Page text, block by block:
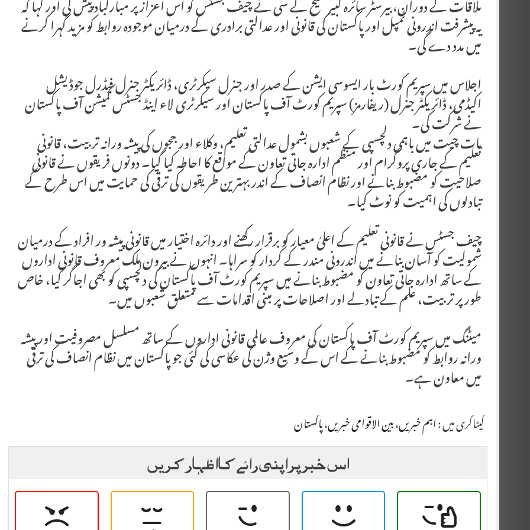
ملاقات کے دوران، بیرسٹر سائرہ کبیر شیخ کے سی نے چیف جسٹس کو اس اعزاز پر مبارکباد پیش کی اور کہا کہ
یہ پیشرفت اندرونی ٹمپل اور پاکستان کی قانونی اور عدالتی برادری کے درمیان موجودہ روابط کو مزید گہرا کرنے
میں مدد دے گی۔
اجلاس میں سپریم کورٹ بار ایسوسی ایشن کے صدر اور جنرل سیکرٹری، ڈائریکٹر جنرل فیڈرل جوڈیشل
اکیڈمی، ڈائریکٹر جنرل (ریفارمز) سپریم کورٹ آف پاکستان اور سیکرٹری لاء اینڈ جسٹس کمیشن آف پاکستان
نے شرکت کی۔
بات چیت میں باہمی دلچسپی کے شعبوں بشمول عدالتی تعلیم، وکلاء اور ججوں کی پیشہ ورانہ تربیت، قانونی
تعلیم کے جاری پروگرام اور منظم ادارہ جاتی تعاون کے مواقع کا احاطہ کیا گیا۔ دونوں فریقوں نے قانونی
صلاحیت کو مضبوط بنانے اور نظام انصاف کے اندر بہترین طریقوں کی ترقی کی حمایت میں اس طرح کے
تبادلوں کی اہمیت کو نوٹ کیا۔
چیف جسٹس نے قانونی تعلیم کے اعلیٰ معیار کو برقرار رکھنے اور دائرہ اختیار میں قانونی پیشہ ور افراد کے درمیان
شمولیت کو آسان بنانے میں اندرونی مندر کے کردار کو سراہا۔ انہوں نے بیرون ملک معروف قانونی اداروں
کے ساتھ ادارہ جاتی تعاون کو مضبوط بنانے میں سپریم کورٹ آف پاکستان کی دلچسپی کو بھی اجاگر کیا، خاص
طور پر تربیت، علم کے تبادلے اور اصلاحات پر مبنی اقدامات سے متعلق شعبوں میں۔
میٹنگ میں سپریم کورٹ آف پاکستان کی معروف عالمی قانونی اداروں کے ساتھ مسلسل مصروفیت اور پیشہ
ورانہ روابط کو مضبوط بنانے کے اس کے وسیع وژن کی عکاسی کی گئی جو پاکستان میں نظام انصاف کی ترقی
میں معاون ہے۔
کیٹاگری میں :اہم خبریں،بین الاقوامی خبریں،پاکستان
اس خبر پر اپنی رائے کا اظہار کریں